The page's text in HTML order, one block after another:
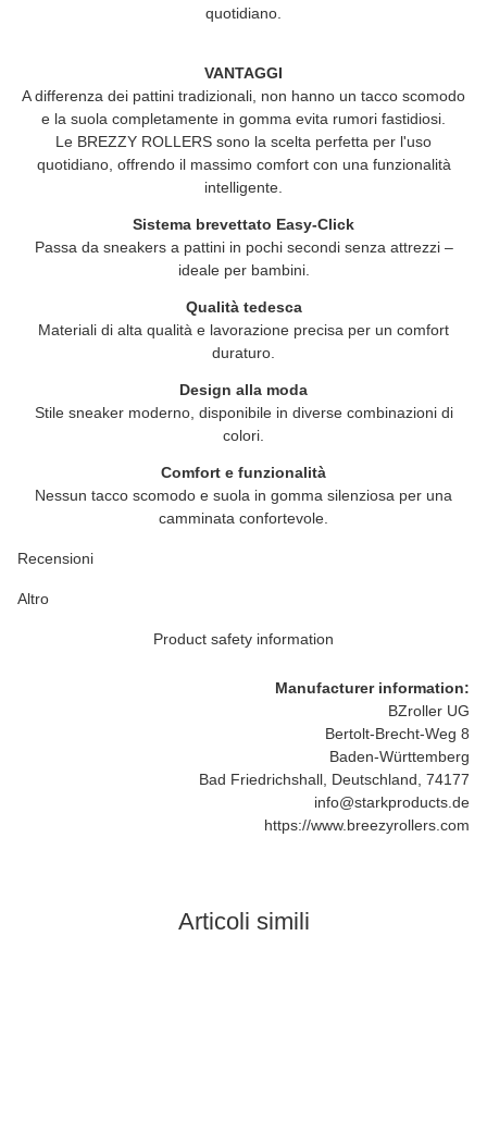
quotidiano.
VANTAGGI
A differenza dei pattini tradizionali, non hanno un tacco scomodo
e la suola completamente in gomma evita rumori fastidiosi.
Le BREZZY ROLLERS sono la scelta perfetta per l'uso
quotidiano, offrendo il massimo comfort con una funzionalità
intelligente.
Sistema brevettato Easy-Click
Passa da sneakers a pattini in pochi secondi senza attrezzi –
ideale per bambini.
Qualità tedesca
Materiali di alta qualità e lavorazione precisa per un comfort
duraturo.
Design alla moda
Stile sneaker moderno, disponibile in diverse combinazioni di
colori.
Comfort e funzionalità
Nessun tacco scomodo e suola in gomma silenziosa per una
camminata confortevole.
Recensioni
Altro
Product safety information
Manufacturer information:
BZroller UG
Bertolt-Brecht-Weg 8
Baden-Württemberg
Bad Friedrichshall, Deutschland, 74177
info@starkproducts.de
https://www.breezyrollers.com
Articoli simili